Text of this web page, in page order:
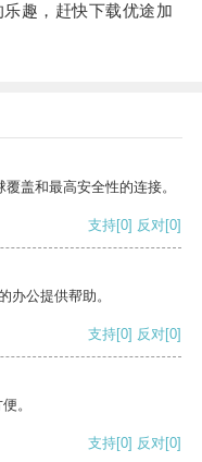
趣，赶快下载优途加
盖和最高安全性的连接。
支持[0] 反对[0]
办公提供帮助。
支持[0] 反对[0]
。
支持[0] 反对[0]